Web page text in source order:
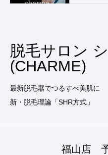
脱毛サロン
(CHARME)
最新脱毛器でつるすべ美肌に
新・脱毛理論「SHR方式」
福山店